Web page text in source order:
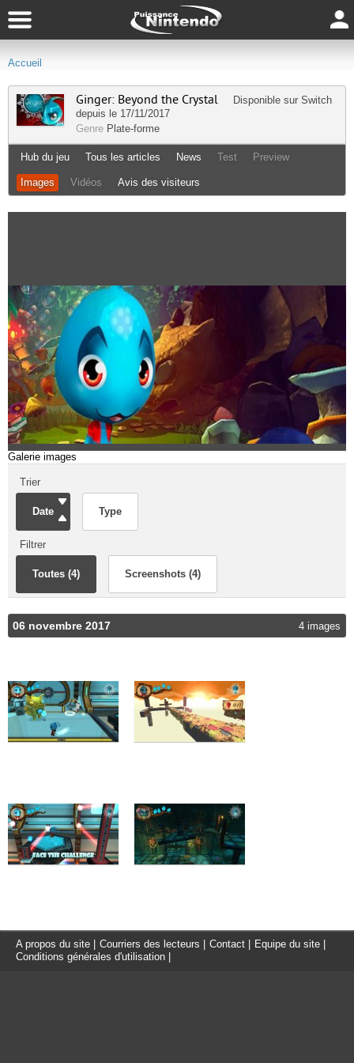
Accueil
Ginger: Beyond the Crystal Disponible sur Switch
depuis le 17/11/2017
Genre Plate-forme
Hub du jeu Tous les articles News Test Preview
Images Vidéos Avis des visiteurs
Galerie images
Trier
Date Type
Filtrer
Toutes (4) Screenshots (4)
06 novembre 2017 4 images
A propos du site Courriers des lecteurs Contact Equipe du site
Conditions générales d'utilisation